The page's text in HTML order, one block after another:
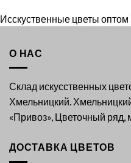
Исскуственные цветы
О НАС
Склад искусственных
Хмельницкий.
«Привоз», Цветочный ряд,
ДОСТАВКА ЦВЕТОВ